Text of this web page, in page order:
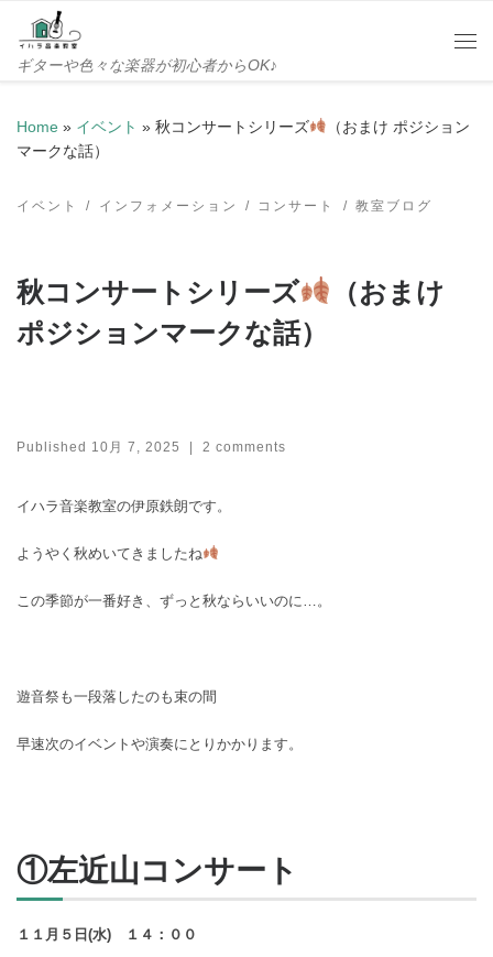
Skip to content
ギターや色々な楽器が初心者からOK♪
Home » イベント » 秋コンサートシリーズ
（おまけ ポジション
マークな話）
イベント インフォメーション コンサート 教室ブログ
秋コンサートシリーズ
（おまけ
ポジションマークな話）
Published 10月 7, 2025 | 2 comments
イハラ音楽教室の伊原鉄朗です。
ようやく秋めいてきましたね
この季節が一番好き、ずっと秋ならいいのに…。
遊音祭も一段落したのも束の間
早速次のイベントや演奏にとりかかります。
①左近山コンサート
１１月５日(水) １４：００